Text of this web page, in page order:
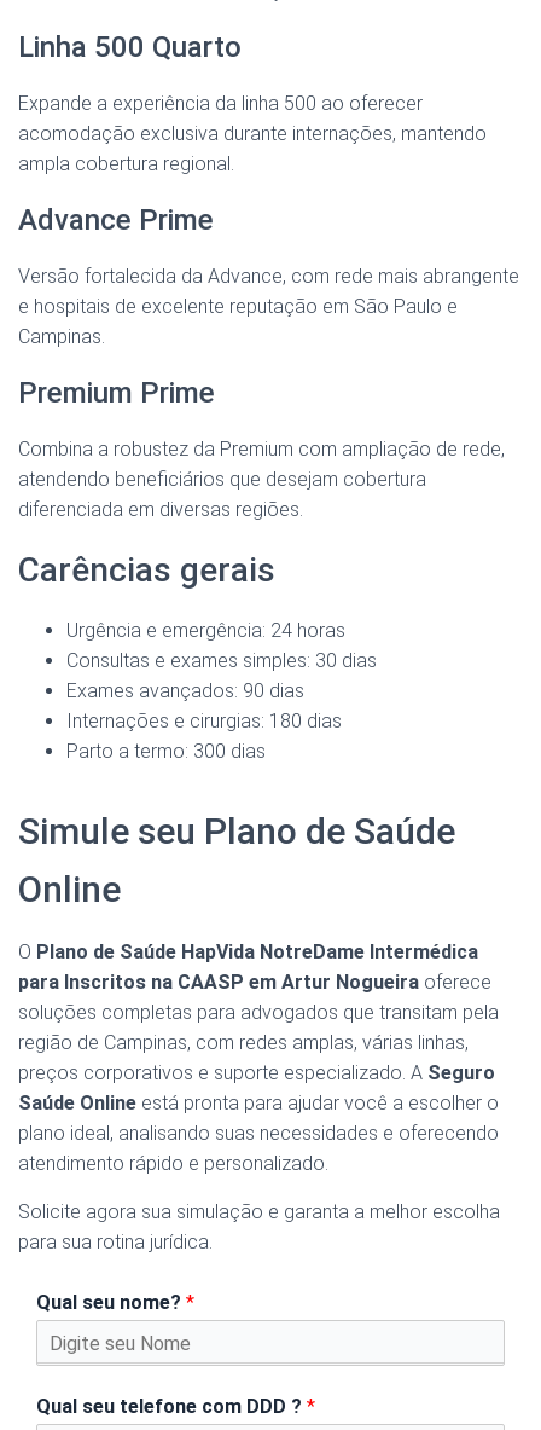
Linha 500 Quarto
Expande a experiência da linha 500 ao oferecer
acomodação exclusiva durante internações, mantendo
ampla cobertura regional.
Advance Prime
Versão fortalecida da Advance, com rede mais abrangente
e hospitais de excelente reputação em São Paulo e
Campinas.
Premium Prime
Combina a robustez da Premium com ampliação de rede,
atendendo beneficiários que desejam cobertura
diferenciada em diversas regiões.
Carências gerais
Urgência e emergência: 24 horas
Consultas e exames simples: 30 dias
Exames avançados: 90 dias
Internações e cirurgias: 180 dias
Parto a termo: 300 dias
Simule seu Plano de Saúde
Online
O Plano de Saúde HapVida NotreDame Intermédica
para Inscritos na CAASP em Artur Nogueira oferece
soluções completas para advogados que transitam pela
região de Campinas, com redes amplas, várias linhas,
preços corporativos e suporte especializado. A Seguro
Saúde Online está pronta para ajudar você a escolher o
plano ideal, analisando suas necessidades e oferecendo
atendimento rápido e personalizado.
Solicite agora sua simulação e garanta a melhor escolha
para sua rotina jurídica.
Qual seu nome? *
Qual seu telefone com DDD ? *